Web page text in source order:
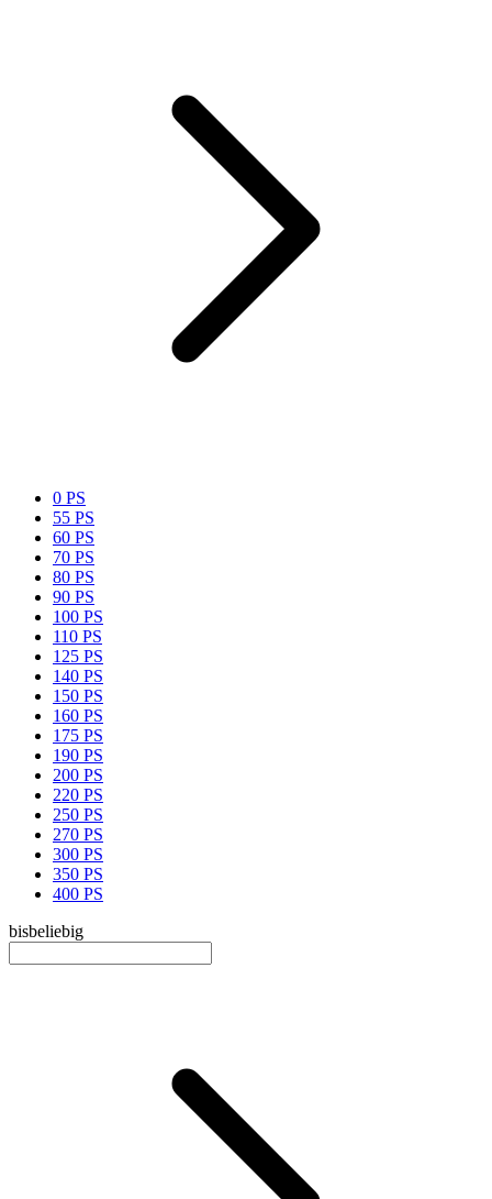
0 PS
55 PS
60 PS
70 PS
80 PS
90 PS
100 PS
110 PS
125 PS
140 PS
150 PS
160 PS
175 PS
190 PS
200 PS
220 PS
250 PS
270 PS
300 PS
350 PS
400 PS
bisbeliebig